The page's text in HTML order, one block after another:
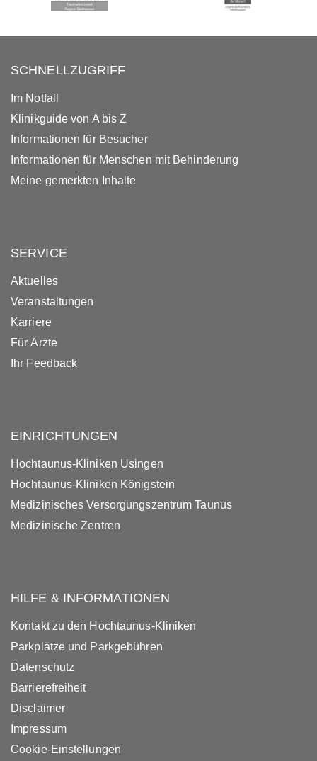
SCHNELLZUGRIFF
Im Notfall
Klinikguide von A bis Z
Informationen für Besucher
Informationen für Menschen mit Behinderung
Meine gemerkten Inhalte
SERVICE
Aktuelles
Veranstaltungen
Karriere
Für Ärzte
Ihr Feedback
EINRICHTUNGEN
Hochtaunus-Kliniken Usingen
Hochtaunus-Kliniken Königstein
Medizinisches Versorgungszentrum Taunus
Medizinische Zentren
HILFE & INFORMATIONEN
Kontakt zu den Hochtaunus-Kliniken
Parkplätze und Parkgebühren
Datenschutz
Barrierefreiheit
Disclaimer
Impressum
Cookie-Einstellungen